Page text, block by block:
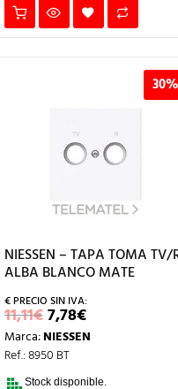
30%
NIESSEN – TAPA TOMA TV/
ALBA BLANCO MATE
11,11€EL
PRECIO
ORIGINAL
ERA:
11,11€.
7,78€EL
PRECIO
ACTUAL
7,78€.
Marca:NIESSEN
Ref.: 8950 BT
Stock disponible.